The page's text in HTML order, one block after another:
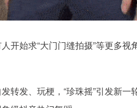
开始求“大门门缝拍摄”等更多
转发、玩梗，“珍珠摇”引发新